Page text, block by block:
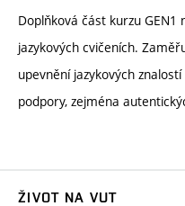
Doplňková část kurzu
jazykových cvičeních.
upevnění jazykových
podpory, zejména
ŽIVOT NA VUT